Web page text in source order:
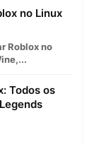
no Linux
Roblox no
Todos os